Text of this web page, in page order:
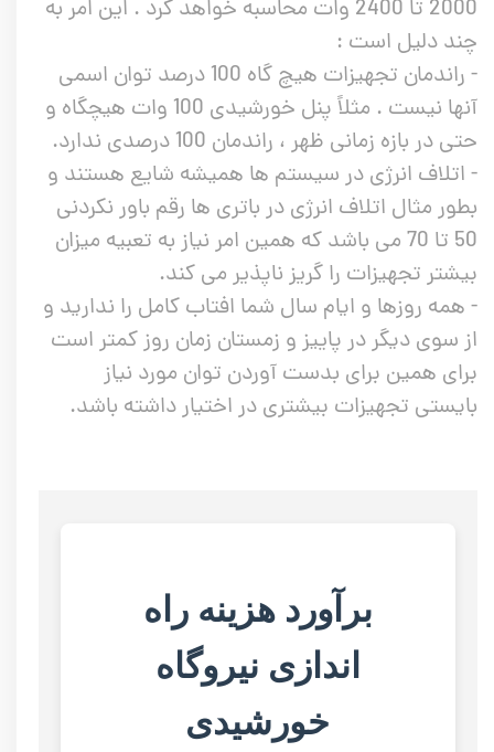
2000 تا 2400 وات محاسبه خواهد کرد . این امر به
چند دلیل است :
- راندمان تجهیزات هیچ گاه 100 درصد توان اسمی
آنها نیست . مثلاً پنل خورشیدی 100 وات هیچگاه و
حتی در بازه زمانی ظهر ، راندمان 100 درصدی ندارد.
- اتلاف انرژی در سیستم ها همیشه شایع هستند و
بطور مثال اتلاف انرژی در باتری ها رقم باور نکردنی
50 تا 70 می باشد که همین امر نیاز به تعبیه میزان
بیشتر تجهیزات را گریز ناپذیر می کند.
- همه روزها و ایام سال شما افتاب کامل را ندارید و
از سوی دیگر در پاییز و زمستان زمان روز کمتر است
برای همین برای بدست آوردن توان مورد نیاز
بایستی تجهیزات بیشتری در اختیار داشته باشد.